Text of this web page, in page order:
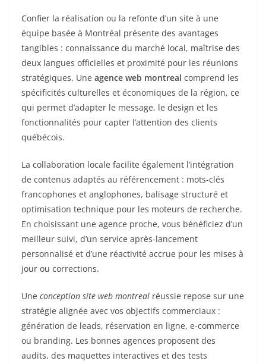
Confier la réalisation ou la refonte d’un site à une
équipe basée à Montréal présente des avantages
tangibles : connaissance du marché local, maîtrise des
deux langues officielles et proximité pour les réunions
stratégiques. Une agence web montreal comprend les
spécificités culturelles et économiques de la région, ce
qui permet d’adapter le message, le design et les
fonctionnalités pour capter l’attention des clients
québécois.
La collaboration locale facilite également l’intégration
de contenus adaptés au référencement : mots-clés
francophones et anglophones, balisage structuré et
optimisation technique pour les moteurs de recherche.
En choisissant une agence proche, vous bénéficiez d’un
meilleur suivi, d’un service après-lancement
personnalisé et d’une réactivité accrue pour les mises à
jour ou corrections.
Une conception site web montreal réussie repose sur une
stratégie alignée avec vos objectifs commerciaux :
génération de leads, réservation en ligne, e‑commerce
ou branding. Les bonnes agences proposent des
audits, des maquettes interactives et des tests